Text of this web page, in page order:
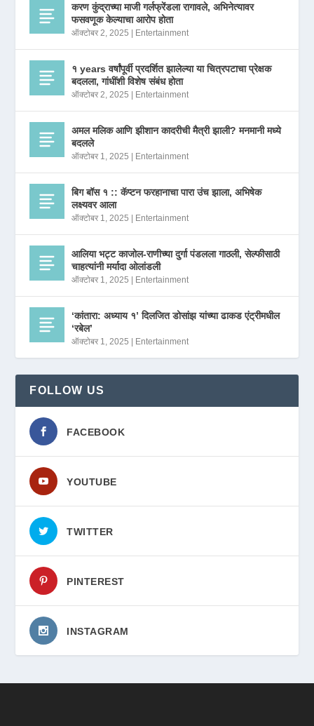
करण कुंद्राच्या माजी गर्लफ्रेंडला रागावले, अभिनेत्यावर
फसवणूक केल्याचा आरोप होता
ऑक्टोबर 2, 2025 Entertainment
१ years वर्षांपूर्वी प्रदर्शित झालेल्या या चित्रपटाचा प्रेक्षक
बदलला, गांधींशी विशेष संबंध होता
ऑक्टोबर 2, 2025 Entertainment
अमल मलिक आणि झीशान कादरीची मैत्री झाली? मनमानी मध्ये
बदलले
ऑक्टोबर 1, 2025 Entertainment
बिग बॉस १ :: कॅप्टन फरहानाचा पारा उंच झाला, अभिषेक
लक्ष्यवर आला
ऑक्टोबर 1, 2025 Entertainment
आलिया भट्ट काजोल-राणीच्या दुर्गा पंडलला गाठली, सेल्फीसाठी
चाहत्यांनी मर्यादा ओलांडली
ऑक्टोबर 1, 2025 Entertainment
‘कांतारा: अध्याय १’ दिलजित डोसांझ यांच्या ढाकड एंट्रीमधील
‘रबेल’
ऑक्टोबर 1, 2025 Entertainment
FOLLOW US
FACEBOOK
YOUTUBE
TWITTER
PINTEREST
INSTAGRAM